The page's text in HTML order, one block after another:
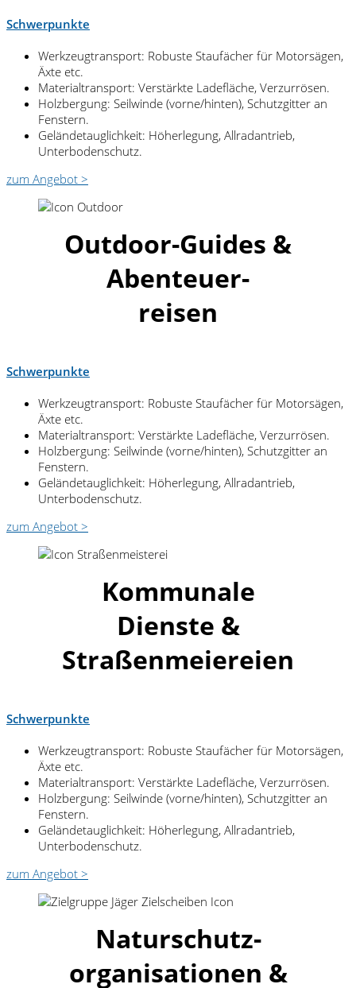
Schwerpunkte
Werkzeugtransport: Robuste Staufächer für Motorsägen,
Äxte etc.
Materialtransport: Verstärkte Ladefläche, Verzurrösen.
Holzbergung: Seilwinde (vorne/hinten), Schutzgitter an
Fenstern.
Geländetauglichkeit: Höherlegung, Allradantrieb,
Unterbodenschutz.
zum Angebot >
Outdoor-Guides &
Abenteuer-
reisen
Schwerpunkte
Werkzeugtransport: Robuste Staufächer für Motorsägen,
Äxte etc.
Materialtransport: Verstärkte Ladefläche, Verzurrösen.
Holzbergung: Seilwinde (vorne/hinten), Schutzgitter an
Fenstern.
Geländetauglichkeit: Höherlegung, Allradantrieb,
Unterbodenschutz.
zum Angebot >
Kommunale
Dienste &
Straßenmeiereien
Schwerpunkte
Werkzeugtransport: Robuste Staufächer für Motorsägen,
Äxte etc.
Materialtransport: Verstärkte Ladefläche, Verzurrösen.
Holzbergung: Seilwinde (vorne/hinten), Schutzgitter an
Fenstern.
Geländetauglichkeit: Höherlegung, Allradantrieb,
Unterbodenschutz.
zum Angebot >
Naturschutz-
organisationen &